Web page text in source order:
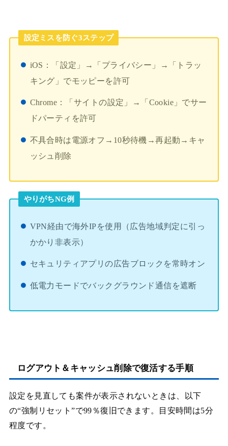
設定ミスを防ぐ3ステップ
iOS：「設定」→「プライバシー」→「トラッ
キング」でモッピーを許可
Chrome：「サイトの設定」→「Cookie」でサー
ドパーティを許可
不具合時は電源オフ→10秒待機→再起動→キャ
ッシュ削除
やりがちNG例
VPN経由で海外IPを使用（広告地域判定に引っ
かかり非表示）
セキュリティアプリの広告ブロックを常時オン
低電力モードでバックグラウンド通信を遮断
ログアウト＆キャッシュ削除で復活する手順
設定を見直しても案件が表示されないときは、以下
の“強制リセット”で99％復旧できます。目安時間は5分
程度です。